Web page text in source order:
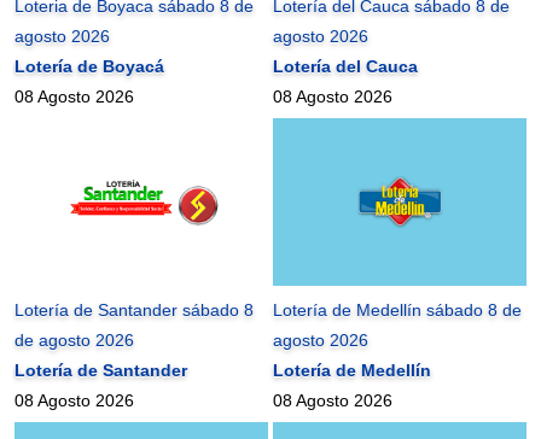
Loteria de Boyaca sábado 8 de
agosto 2026
Lotería de Boyacá
08 Agosto 2026
Lotería del Cauca sábado 8 de
agosto 2026
Lotería del Cauca
08 Agosto 2026
Lotería de Santander sábado 8
de agosto 2026
Lotería de Santander
08 Agosto 2026
Lotería de Medellín sábado 8 de
agosto 2026
Lotería de Medellín
08 Agosto 2026